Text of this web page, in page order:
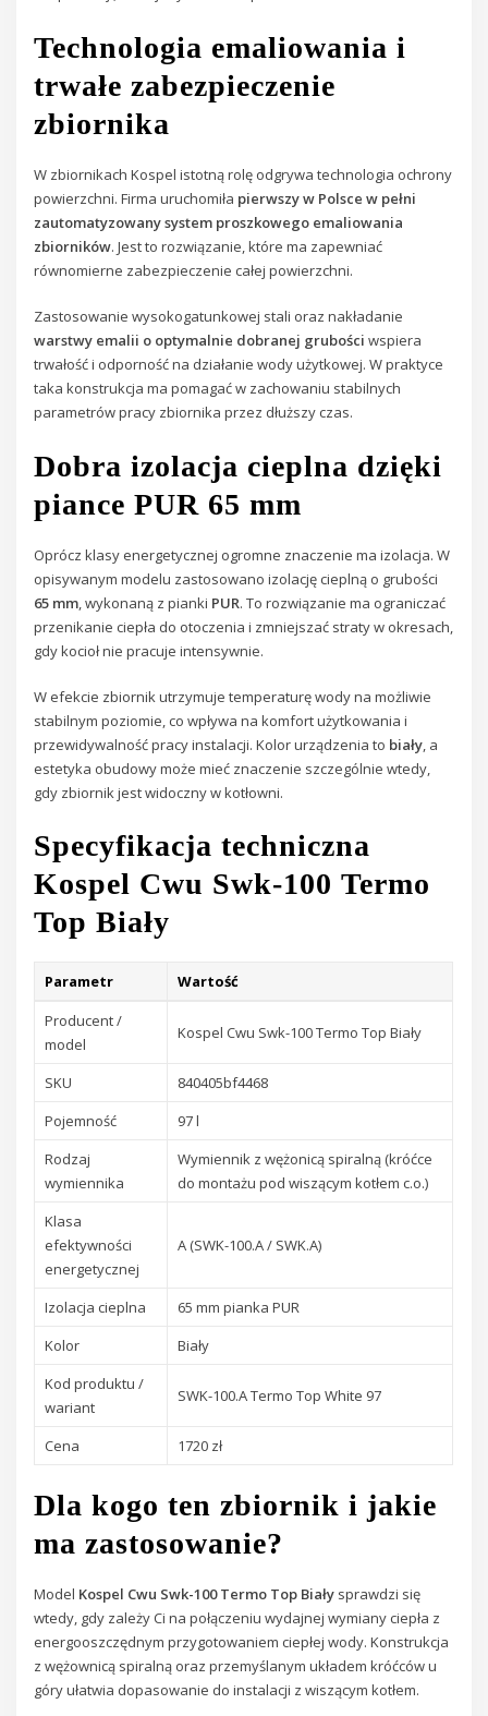
Technologia emaliowania i
trwałe zabezpieczenie
zbiornika
W zbiornikach Kospel istotną rolę odgrywa technologia ochrony
powierzchni. Firma uruchomiła pierwszy w Polsce w pełni
zautomatyzowany system proszkowego emaliowania
zbiorników. Jest to rozwiązanie, które ma zapewniać
równomierne zabezpieczenie całej powierzchni.
Zastosowanie wysokogatunkowej stali oraz nakładanie
warstwy emalii o optymalnie dobranej grubości wspiera
trwałość i odporność na działanie wody użytkowej. W praktyce
taka konstrukcja ma pomagać w zachowaniu stabilnych
parametrów pracy zbiornika przez dłuższy czas.
Dobra izolacja cieplna dzięki
piance PUR 65 mm
Oprócz klasy energetycznej ogromne znaczenie ma izolacja. W
opisywanym modelu zastosowano izolację cieplną o grubości
65 mm, wykonaną z pianki PUR. To rozwiązanie ma ograniczać
przenikanie ciepła do otoczenia i zmniejszać straty w okresach,
gdy kocioł nie pracuje intensywnie.
W efekcie zbiornik utrzymuje temperaturę wody na możliwie
stabilnym poziomie, co wpływa na komfort użytkowania i
przewidywalność pracy instalacji. Kolor urządzenia to biały, a
estetyka obudowy może mieć znaczenie szczególnie wtedy,
gdy zbiornik jest widoczny w kotłowni.
Specyfikacja techniczna
Kospel Cwu Swk-100 Termo
Top Biały
Parametr
Wartość
Producent /
model
Kospel Cwu Swk-100 Termo Top Biały
SKU
840405bf4468
Pojemność
97 l
Rodzaj
wymiennika
Wymiennik z wężonicą spiralną (króćce
do montażu pod wiszącym kotłem c.o.)
Klasa
efektywności
energetycznej
A (SWK-100.A / SWK.A)
Izolacja cieplna
65 mm pianka PUR
Kolor
Biały
Kod produktu /
wariant
SWK-100.A Termo Top White 97
Cena 1720 zł
Dla kogo ten zbiornik i jakie
ma zastosowanie?
Model Kospel Cwu Swk-100 Termo Top Biały sprawdzi się
wtedy, gdy zależy Ci na połączeniu wydajnej wymiany ciepła z
energooszczędnym przygotowaniem ciepłej wody. Konstrukcja
z wężownicą spiralną oraz przemyślanym układem króćców u
góry ułatwia dopasowanie do instalacji z wiszącym kotłem.